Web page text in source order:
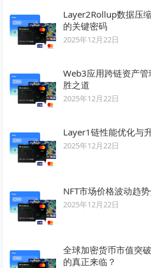
Layer2Rollup数据压
的关键密码
2025年12月22日
Web3应用跨链资产
胜之道
2025年12月22日
Layer1链性能优化与
2025年12月22日
NFT市场价格波动趋
2025年12月22日
全球加密货币市值突
的真正来临？